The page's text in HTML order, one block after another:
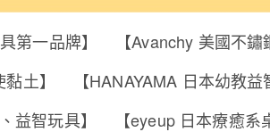
第一品牌】
【Avanchy 美國不鏽
土】
【HANAYAMA 日本幼教益
益智玩具】
【eyeup 日本療癒系